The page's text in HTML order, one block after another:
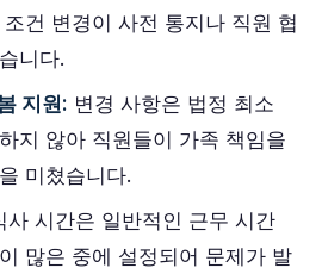
건 변경이 사전 통지나 직원 협
니다.
지원: 변경 사항은 법정 최소
지 않아 직원들이 가족 책임을
미쳤습니다.
사 시간은 일반적인 근무 시간
많은 중에 설정되어 문제가 발